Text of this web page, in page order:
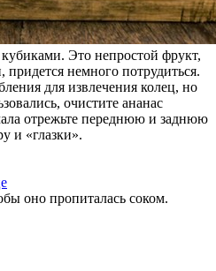
Это непростой фрукт,
придется немного потрудиться.
для извлечения колец, но
очистите ананас
отрежьте переднюю и заднюю
и «глазки».
оно пропиталась соком.